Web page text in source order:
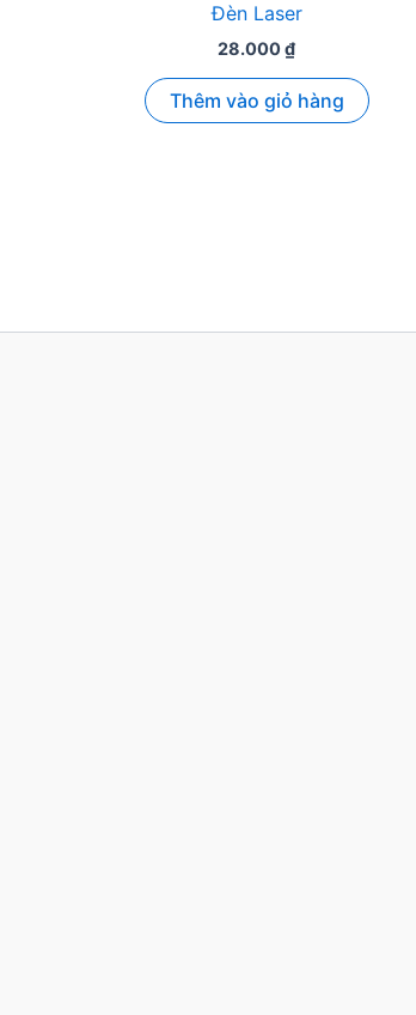
Đèn Laser
28.000₫
Thêm vào giỏ hàng